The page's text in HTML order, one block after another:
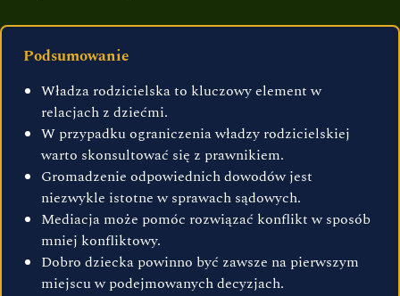
Podsumowanie
Władza rodzicielska to kluczowy element w
relacjach z dziećmi.
W przypadku ograniczenia władzy rodzicielskiej
warto skonsultować się z prawnikiem.
Gromadzenie odpowiednich dowodów jest
niezwykle istotne w sprawach sądowych.
Mediacja może pomóc rozwiązać konflikt w sposób
mniej konfliktowy.
Dobro dziecka powinno być zawsze na pierwszym
miejscu w podejmowanych decyzjach.